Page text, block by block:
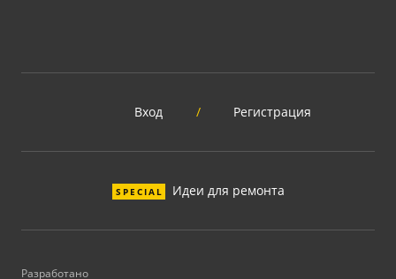
Вход / Регистрация
SPECIAL Идеи для ремонта
Разработано